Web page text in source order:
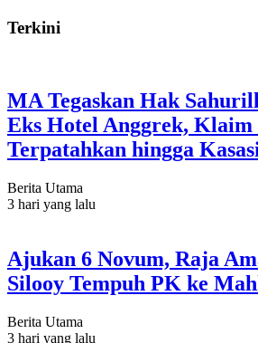
Terkini
MA Tegaskan Hak
Eks Hotel Anggrek, Klaim
Terpatahkan hingga
Berita Utama
3 hari yang lalu
Ajukan 6 Novum, Raja
Silooy Tempuh PK ke
Berita Utama
3 hari yang lalu